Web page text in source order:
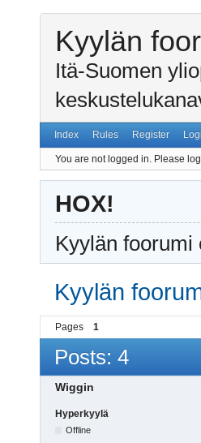
Kyylän
Itä-Suomen
Index Rules Register
You are not logged in. Please
HOX!
Kyylän foorumi
Kyylän
Pages 1
Posts: 4
Wiggin
Hyperkyylä
Offline